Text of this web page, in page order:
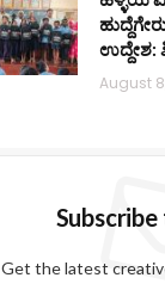
ಉದ್ದೇಶ:
August
Get the latest